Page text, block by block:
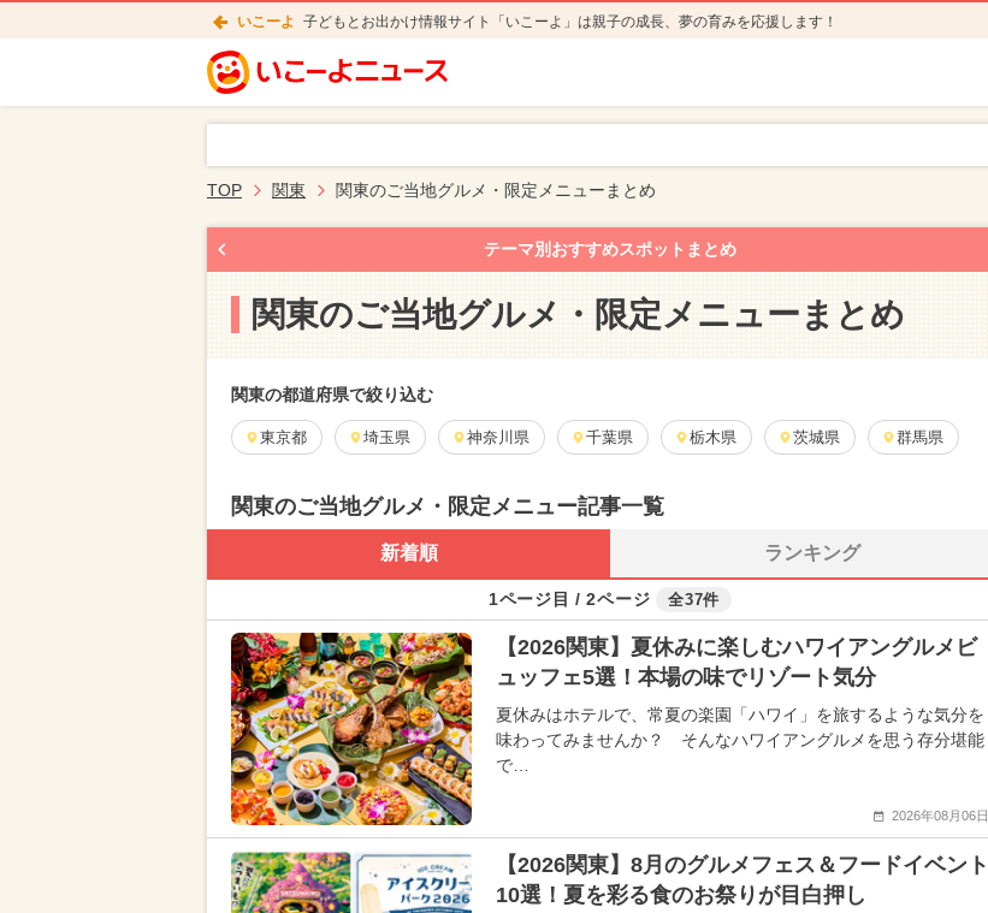
いこーよ 子どもとお出かけ情報サイト「いこーよ」は親子の成長、夢の育みを応援します！
TOP 関東 関東のご当地グルメ・限定メニューまとめ
テーマ別おすすめスポットまとめ
関東のご当地グルメ・限定メニューまとめ
関東の都道府県で絞り込む
東京都 埼玉県 神奈川県 千葉県 栃木県 茨城県 群馬県
関東のご当地グルメ・限定メニュー記事一覧
新着順 ランキング
1ページ目 / 2ページ 全37件
【2026関東】夏休みに楽しむハワイアングルメビ
ュッフェ5選！本場の味でリゾート気分
夏休みはホテルで、常夏の楽園「ハワイ」を旅するような気分を
味わってみませんか？ そんなハワイアングルメを思う存分堪能
で…
2026年08月06日
【2026関東】8月のグルメフェス＆フードイベント
10選！夏を彩る食のお祭りが目白押し